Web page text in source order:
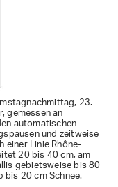
23.
gemessen an
automatischen
und zeitweise
Linie Rhône-
20 bis 40 cm, am
gebietsweise bis 80
20 cm Schnee.